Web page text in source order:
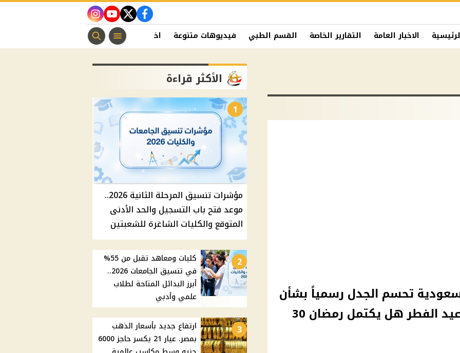
facebook
twitter
youtube
instagram
الاخبار العامة التقارير الخاصة القسم الطبي فيديوهات متنوعة اخبار الفن منوعات مسيحية
تحسم الجدل رسمياً بشأن
رؤية هلال شوال وموعد عيد الفطر هل يكتمل رمضان 30
الأكثر قراءة
1
مؤشرات تنسيق المرحلة الثانية 2026..
موعد فتح باب التسجيل والحد الأدنى
المتوقع والكليات الشاغرة للشعبتين
2
كليات ومعاهد تقبل من 55%
في تنسيق الجامعات 2026..
أبرز البدائل المتاحة لطلاب
علمي وأدبي
3
ارتفاع جديد بأسعار الذهب
بمصر. عيار 21 يكسر حاجز 6000